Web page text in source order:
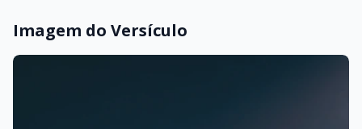
Imagem do Versículo